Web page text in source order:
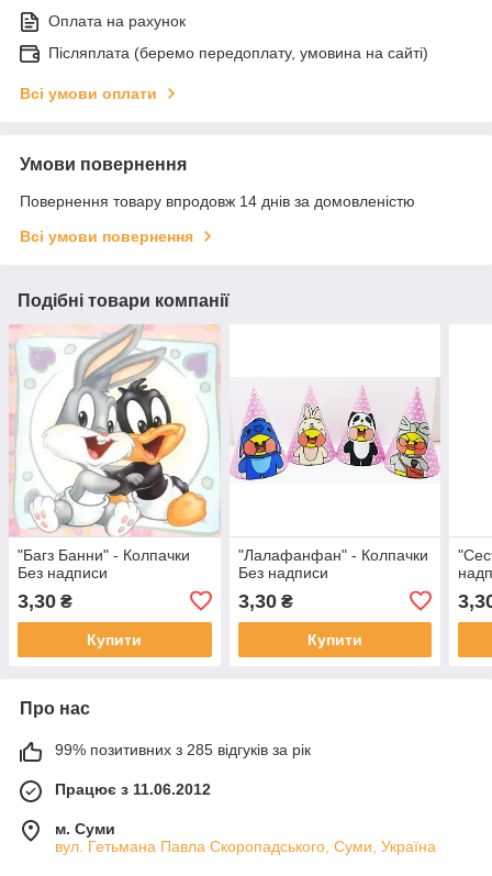
Оплата на рахунок
Післяплата (беремо передоплату, умовина на сайті)
Всі умови оплати
Умови повернення
Повернення товару впродовж 14 днів за домовленістю
Всі умови повернення
Подібні товари компанії
"Багз Банни" - Колпачки
Без надписи
3,30 ₴
Купити
"Лалафанфан" - Колпачки
Без надписи
3,30₴
Купити
Про нас
99% позитивних з 285 відгуків за рік
Працює з 11.06.2012
м. Суми
вул. Гетьмана Павла Скоропадського, Суми, Україна